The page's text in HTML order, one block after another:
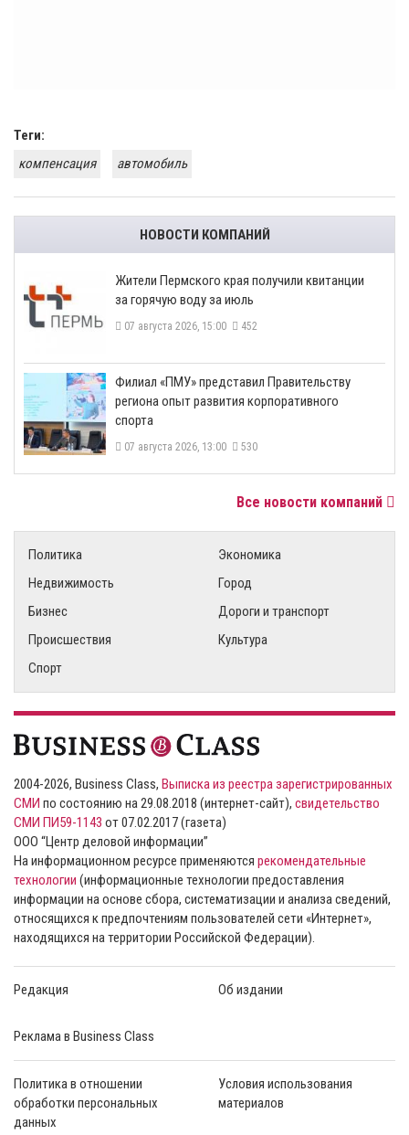
Теги:
компенсация
автомобиль
НОВОСТИ КОМПАНИЙ
​Жители Пермского края получили квитанции
за горячую воду за июль
07 августа 2026, 15:00 452
​Филиал «ПМУ» представил Правительству
региона опыт развития корпоративного
спорта
07 августа 2026, 13:00 530
Все новости компаний
Политика
Экономика
Недвижимость
Город
Бизнес
Дороги и транспорт
Происшествия
Культура
Спорт
2004-2026, Business Class, Выписка из реестра зарегистрированных
СМИ по состоянию на 29.08.2018 (интернет-сайт), свидетельство
СМИ ПИ59-1143 от 07.02.2017 (газета)
ООО “Центр деловой информации”
На информационном ресурсе применяются рекомендательные
технологии (информационные технологии предоставления
информации на основе сбора, систематизации и анализа сведений,
относящихся к предпочтениям пользователей сети «Интернет»,
находящихся на территории Российской Федерации).
Редакция Об издании
Реклама в Business Class
Политика в отношении
обработки персональных
данных
Условия использования
материалов